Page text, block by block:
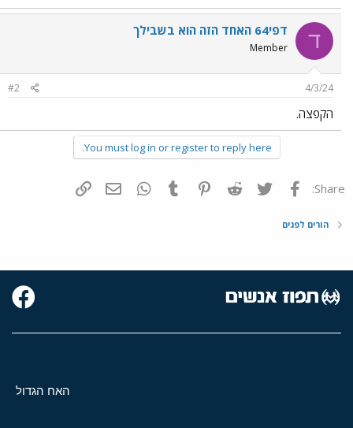
ך
ד דפי64 האחד הזה הוא בשבילך
Member
4/3/24
#2
הקפצה.
You must log in or register to reply here.
Share: פייסבוק Twitter
Reddit
Pinterest
Tumblr
WhatsAppדואר אלקטרוני
הורים לפגים
האח הגדול